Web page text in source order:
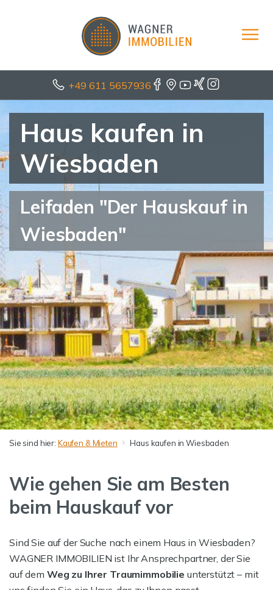
+49 611 5657936
Haus kaufen in
Wiesbaden
Leifaden "Der Hauskauf in
Wiesbaden"
Sie sind hier: Kaufen & Mieten Haus kaufen in Wiesbaden
Wie gehen Sie am Besten
beim Hauskauf vor
Sind Sie auf der Suche nach einem Haus in Wiesbaden?
WAGNER IMMOBILIEN ist Ihr Ansprechpartner, der Sie
auf dem Weg zu Ihrer Traumimmobilie unterstützt – mit